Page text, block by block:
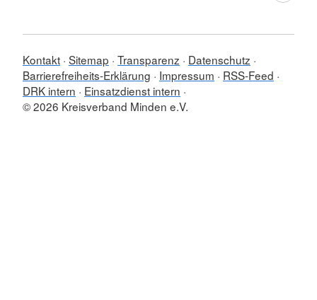
Kontakt Sitemap Transparenz
Datenschutz
Barrierefreiheits-Erklärung
Impressum
RSS-Feed
DRK intern
Einsatzdienst intern
© 2026 Kreisverband Minden e.V.